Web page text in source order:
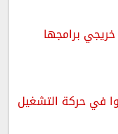
برامجها
في حركة التشغيل